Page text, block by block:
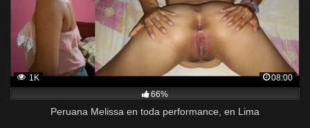
1K
08:00
66%
Peruana Melissa en toda performance, en Lima